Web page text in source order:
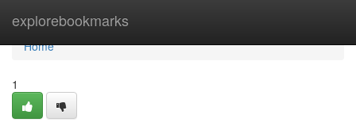
explorebookmarks
Home
Home
1